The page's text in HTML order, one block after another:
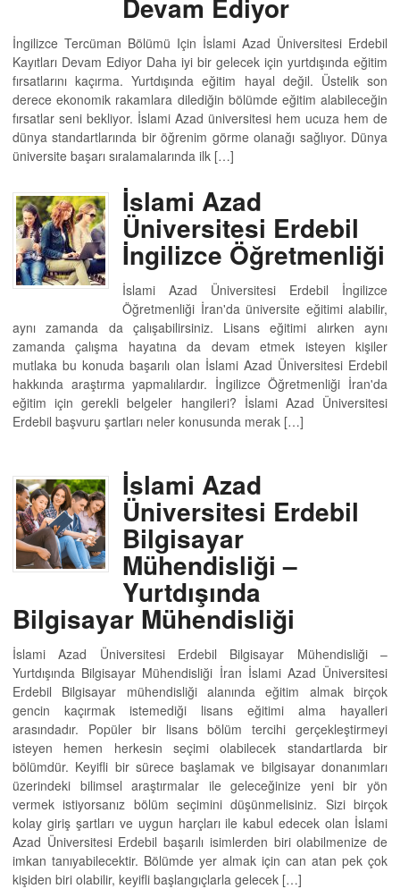
Devam Ediyor
İngilizce Tercüman Bölümü Için İslami Azad Üniversitesi Erdebil
Kayıtları Devam Ediyor Daha iyi bir gelecek için yurtdışında eğitim
fırsatlarını kaçırma. Yurtdışında eğitim hayal değil. Üstelik son
derece ekonomik rakamlara dilediğin bölümde eğitim alabileceğin
fırsatlar seni bekliyor. İslami Azad üniversitesi hem ucuza hem de
dünya standartlarında bir öğrenim görme olanağı sağlıyor. Dünya
üniversite başarı sıralamalarında ilk […]
İslami Azad
Üniversitesi Erdebil
İngilizce Öğretmenliği
İslami Azad Üniversitesi Erdebil İngilizce
Öğretmenliği İran'da üniversite eğitimi alabilir,
aynı zamanda da çalışabilirsiniz. Lisans eğitimi alırken aynı
zamanda çalışma hayatına da devam etmek isteyen kişiler
mutlaka bu konuda başarılı olan İslami Azad Üniversitesi Erdebil
hakkında araştırma yapmalılardır. İngilizce Öğretmenliği İran'da
eğitim için gerekli belgeler hangileri? İslami Azad Üniversitesi
Erdebil başvuru şartları neler konusunda merak […]
İslami Azad
Üniversitesi Erdebil
Bilgisayar
Mühendisliği –
Yurtdışında
Bilgisayar Mühendisliği
İslami Azad Üniversitesi Erdebil Bilgisayar Mühendisliği –
Yurtdışında Bilgisayar Mühendisliği İran İslami Azad Üniversitesi
Erdebil Bilgisayar mühendisliği alanında eğitim almak birçok
gencin kaçırmak istemediği lisans eğitimi alma hayalleri
arasındadır. Popüler bir lisans bölüm tercihi gerçekleştirmeyi
isteyen hemen herkesin seçimi olabilecek standartlarda bir
bölümdür. Keyifli bir sürece başlamak ve bilgisayar donanımları
üzerindeki bilimsel araştırmalar ile geleceğinize yeni bir yön
vermek istiyorsanız bölüm seçimini düşünmelisiniz. Sizi birçok
kolay giriş şartları ve uygun harçları ile kabul edecek olan İslami
Azad Üniversitesi Erdebil başarılı isimlerden biri olabilmenize de
imkan tanıyabilecektir. Bölümde yer almak için can atan pek çok
kişiden biri olabilir, keyifli başlangıçlarla gelecek […]